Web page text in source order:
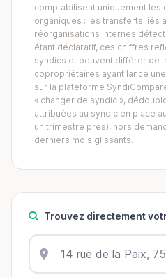
comptabilisent uniquement les
organiques : les transferts liés
réorganisations internes
étant déclaratif, ces chiffres
syndics et peuvent différer de
copropriétaires ayant lancé
sur la plateforme
« changer de syndic »,
attribuées au syndic en place
un trimestre près), hors
derniers mois glissants.
Trouvez directement